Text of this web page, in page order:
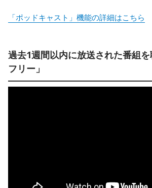
「ポッドキャスト」機能の詳細はこちら
過去1週間以内に放送された番組
フリー」